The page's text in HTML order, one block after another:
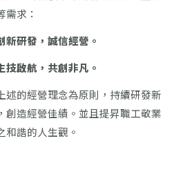
求：
研發，誠信經營。
啟航，共創非凡。
述的經營理念為原則，持續研發新
創造經營佳績。並且提昇職工敬業
諧的人生觀。